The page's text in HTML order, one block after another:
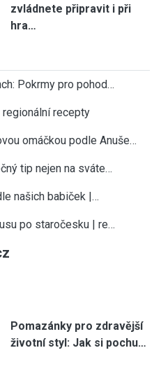
zvládnete připravit i při
hra…
Pokrmy pro pohod…
recepty
omáčkou podle Anuše…
tip nejen na sváte…
našich babiček |…
po staročesku | re…
Pomazánky pro zdravější
životní styl: Jak si pochu…